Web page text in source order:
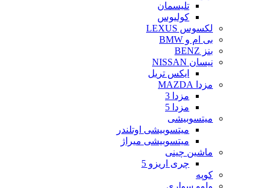
تلیسمان
کولیوس
لکسوس LEXUS
بی ام و BMW
بنز BENZ
نیسان NISSAN
ایکس تریل
مزدا MAZDA
مزدا 3
مزدا 5
میتسوبیشی
میتسوبیشی اوتلندر
میتسوبیشی میراژ
ماشین چینی
چری اریزو 5
کوپه
ولوو سواری